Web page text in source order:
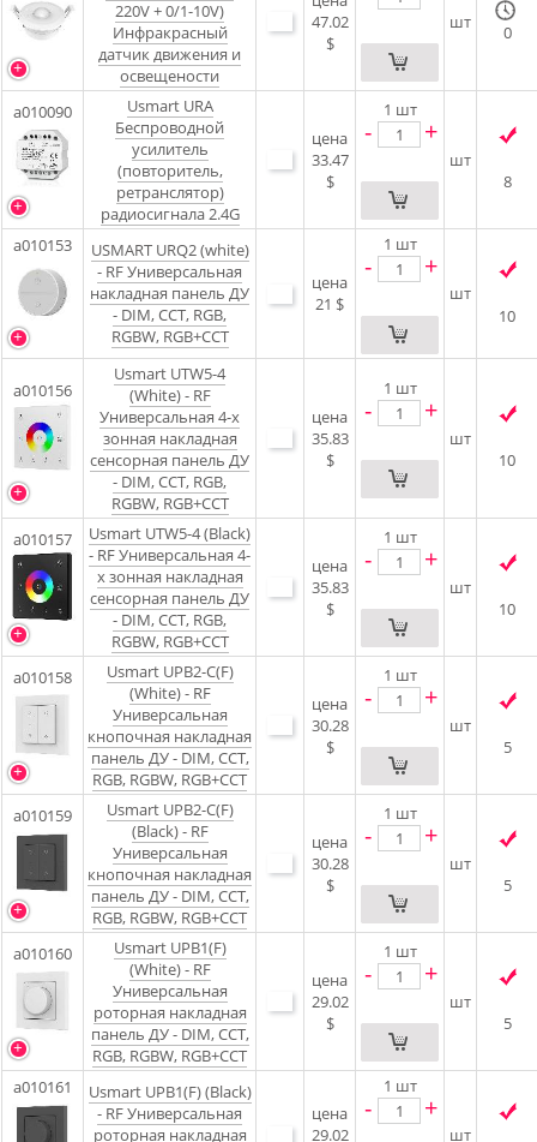
220V + 0/1-10V)
Инфракрасный
датчик движения и
освещености
47.02
$
шт 0
a010090
Usmart URA
Беспроводной
усилитель
(повторитель,
ретранслятор)
радиосигнала 2.4G
цена
33.47
$
1 шт
- +
шт
8
a010153
USMART URQ2 (white)
- RF Универсальная
накладная панель ДУ
- DIM, CCT, RGB,
RGBW, RGB+CCT
цена
21 $
1 шт
- +
шт
10
a010156
Usmart UTW5-4
(White) - RF
Универсальная 4-х
зонная накладная
сенсорная панель ДУ
- DIM, CCT, RGB,
RGBW, RGB+CCT
цена
35.83
$
1 шт
- +
шт
10
a010157
Usmart UTW5-4 (Black)
- RF Универсальная 4-
х зонная накладная
сенсорная панель ДУ
- DIM, CCT, RGB,
RGBW, RGB+CCT
цена
35.83
$
1 шт
- +
шт
10
a010158
Usmart UPB2-C(F)
(White) - RF
Универсальная
кнопочная накладная
панель ДУ - DIM, CCT,
RGB, RGBW, RGB+CCT
цена
30.28
$
1 шт
- +
шт
5
a010159
Usmart UPB2-C(F)
(Black) - RF
Универсальная
кнопочная накладная
панель ДУ - DIM, CCT,
RGB, RGBW, RGB+CCT
цена
30.28
$
1 шт
- +
шт
5
a010160
Usmart UPB1(F)
(White) - RF
Универсальная
роторная накладная
панель ДУ - DIM, CCT,
RGB, RGBW, RGB+CCT
цена
29.02
$
1 шт
- +
шт
5
a010161
Usmart UPB1(F) (Black)
- RF Универсальная
роторная накладная
цена
29.02
1 шт
- +
шт